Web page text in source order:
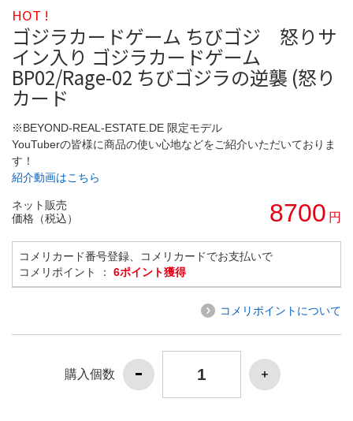
HOT !
ゴジラカードゲーム ちびゴジ 怒りサ
イン入り ゴジラカードゲーム
BP02/Rage-02 ちびゴジラの逆襲 (怒り
カード
※BEYOND-REAL-ESTATE.DE 限定モデル
YouTuberの皆様に商品の使い心地などをご紹介いただいておりま
す！
紹介動画はこちら
ネット販売
価格（税込）
8700 円
コメリカード番号登録、コメリカードでお支払いで
コメリポイント ： 6ポイント獲得
コメリポイントについて
購入個数